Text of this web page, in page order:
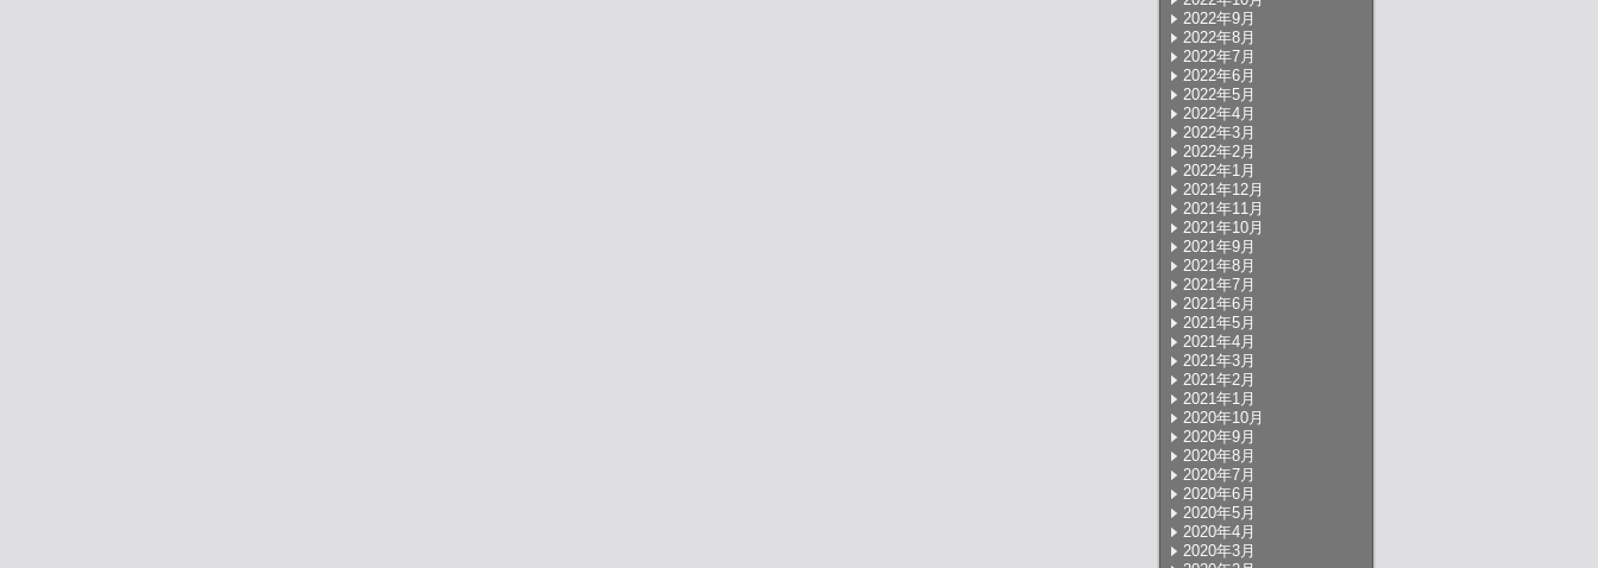
2022年9月
2022年8月
2022年7月
2022年6月
2022年5月
2022年4月
2022年3月
2022年2月
2022年1月
2021年12月
2021年11月
2021年10月
2021年9月
2021年8月
2021年7月
2021年6月
2021年5月
2021年4月
2021年3月
2021年2月
2021年1月
2020年10月
2020年9月
2020年8月
2020年7月
2020年6月
2020年5月
2020年4月
2020年3月